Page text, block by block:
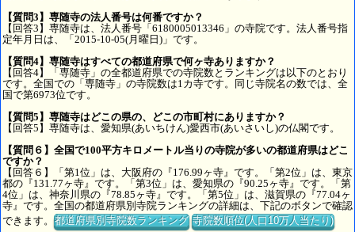
【質問3】専随寺の法人番号は何番ですか？
【回答3】専随寺は、法人番号「6180005013346」の寺院です。法人番号指
定年月日は、「2015-10-05(月曜日)」です。
【質問4】専随寺はすべての都道府県で何ヶ寺ありますか？
【回答4】「専随寺」の全都道府県での寺院数とランキングは以下のとおり
です。全国での「専随寺」の寺院数は1カ寺です。同じ寺院名の数では、全
国で第6973位です。
【質問5】専随寺はどこの県の、どこの市町村にありますか？
【回答5】専随寺は、愛知県(あいちけん)愛西市(あいさいし)の仏閣です。
【質問６】全国で100平方キロメートル当りの寺院が多いの都道府県はどこ
ですか？
【回答６】「第1位」は、大阪府の『176.99ヶ寺』です。「第2位」は、東京
都の『131.77ヶ寺』です。「第3位」は、愛知県の『90.25ヶ寺』です。「第
4位」は、神奈川県の『78.85ヶ寺』です。「第5位」は、滋賀県の『77.04ヶ
寺』です。全国の都道府県別寺院ランキングの詳細は、下記のボタンで確認
できます。都道府県別寺院数ランキング 寺院数順位(人口10万人当たり)